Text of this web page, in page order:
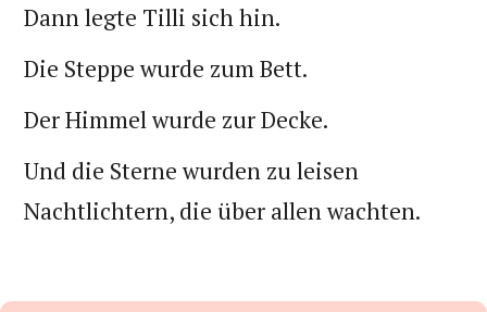
Dann legte Tilli sich hin.
Die Steppe wurde zum Bett.
Der Himmel wurde zur Decke.
Und die Sterne wurden zu leisen
Nachtlichtern, die über allen wachten.